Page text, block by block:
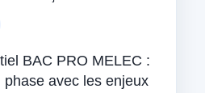
BAC PRO MELEC :
phase avec les enjeux